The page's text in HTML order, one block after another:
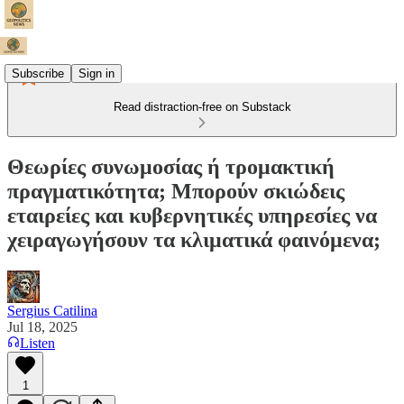
Subscribe Sign in
Read distraction-free on Substack
Θεωρίες συνωμοσίας ή τρομακτική
πραγματικότητα; Μπορούν σκιώδεις
εταιρείες και κυβερνητικές υπηρεσίες να
χειραγωγήσουν τα κλιματικά φαινόμενα;
Sergius Catilina
Jul 18, 2025
Listen
1